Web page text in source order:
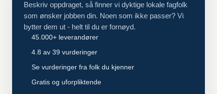
Beskriv oppdraget, så finner vi dyktige lokale fagfolk
som ønsker jobben din. Noen som ikke passer? Vi
bytter dem ut - helt til du er fornøyd.
45.000+ leverandører
4.8 av 39 vurderinger
Se vurderinger fra folk du kjenner
Gratis og uforpliktende